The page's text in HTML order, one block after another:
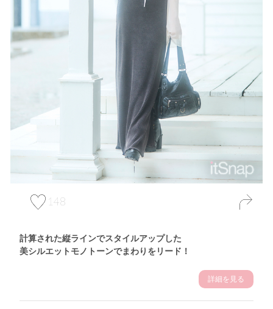
148
計算された縦ラインでスタイルアップした
美シルエットモノトーンでまわりをリード！
詳細を見る